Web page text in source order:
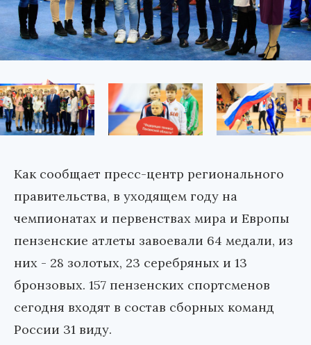
Как сообщает пресс-центр регионального
правительства, в уходящем году на
чемпионатах и первенствах мира и Европы
пензенские атлеты завоевали 64 медали, из
них - 28 золотых, 23 серебряных и 13
бронзовых. 157 пензенских спортсменов
сегодня входят в состав сборных команд
России 31 виду.